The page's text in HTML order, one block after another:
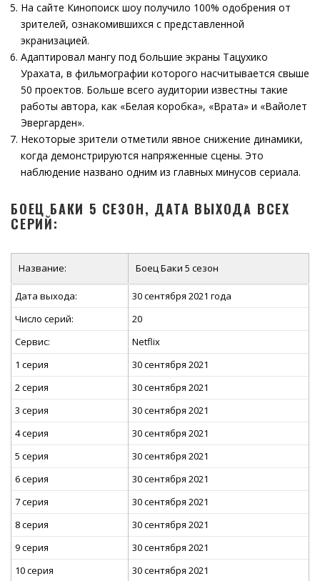
На сайте Кинопоиск шоу получило 100% одобрения от
зрителей, ознакомившихся с представленной
экранизацией.
Адаптировал мангу под большие экраны Тацухико
Урахата, в фильмографии которого насчитывается свыше
50 проектов. Больше всего аудитории известны такие
работы автора, как «Белая коробка», «Врата» и «Вайолет
Эвергарден».
Некоторые зрители отметили явное снижение динамики,
когда демонстрируются напряженные сцены. Это
наблюдение названо одним из главных минусов сериала.
БОЕЦ БАКИ 5 СЕЗОН, ДАТА ВЫХОДА ВСЕХ
СЕРИЙ:
Название: Боец Баки 5 сезон
Дата выхода:
30 сентября 2021 года
Число серий:
20
Сервис:
Netflix
1 серия
30 сентября 2021
2 серия
30 сентября 2021
3 серия
30 сентября 2021
4 серия
30 сентября 2021
5 серия
30 сентября 2021
6 серия
30 сентября 2021
7 серия
30 сентября 2021
8 серия
30 сентября 2021
9 серия
30 сентября 2021
10 серия
30 сентября 2021